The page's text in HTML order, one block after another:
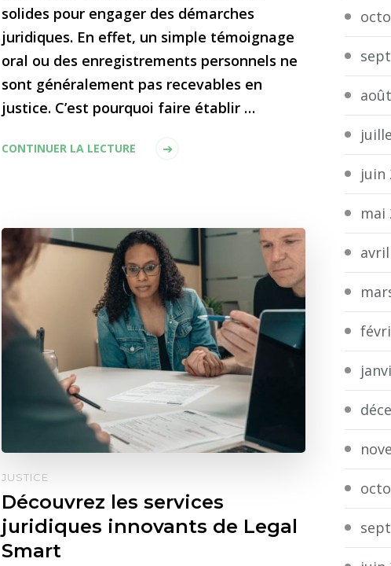
solides pour engager des démarches
juridiques. En effet, un simple témoignage
oral ou des enregistrements personnels ne
sont généralement pas recevables en
justice. C’est pourquoi faire établir …
CONTINUER LA LECTURE
JUSTICE
Découvrez les services
juridiques innovants de Legal
Smart
juin
mai